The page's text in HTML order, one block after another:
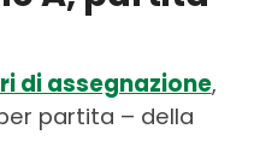
di assegnazione,
partita – della